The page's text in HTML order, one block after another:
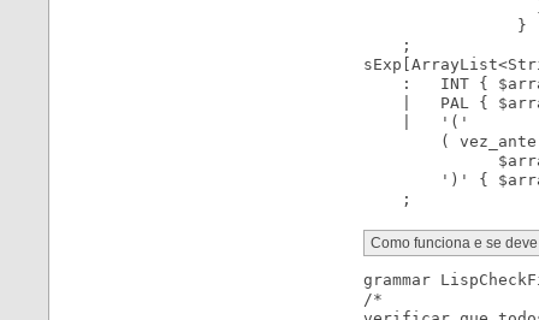
                }
    ;
:   INT {
|   PAL {
    |   '('
(
')' {
Como funciona e se
grammar
/*